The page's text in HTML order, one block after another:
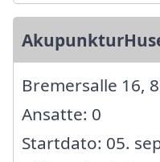
Bremersalle 16,
Ansatte: 0
Startdato: 05.